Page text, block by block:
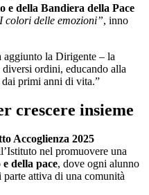
e della Bandiera della Pace
colori delle emozioni”, inno
la Dirigente – la
ordini, educando alla
primi anni di vita.”
crescere insieme
Accoglienza 2025
nel promuovere una
e della pace, dove ogni alunno
parte attiva di una comunità